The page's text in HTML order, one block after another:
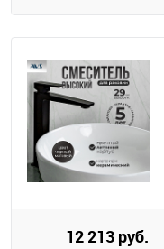
12 213 руб.